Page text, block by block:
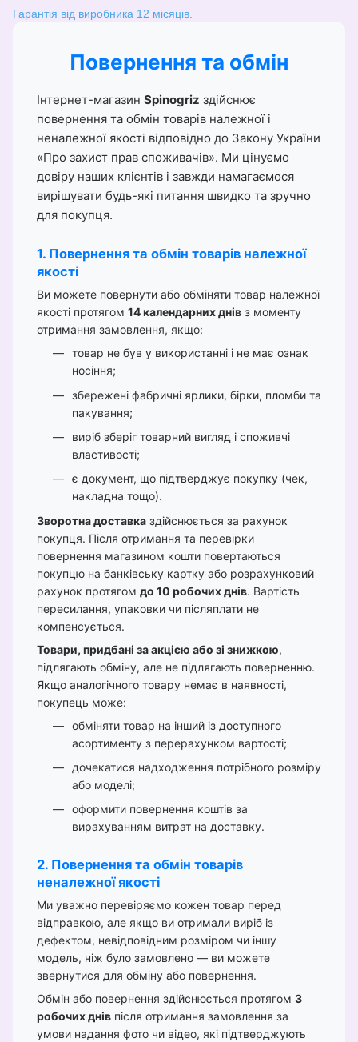
Гарантія від виробника 12 місяців.
Повернення та обмін
Інтернет-магазин Spinogriz здійснює
повернення та обмін товарів належної і
неналежної якості відповідно до Закону України
«Про захист прав споживачів». Ми цінуємо
довіру наших клієнтів і завжди намагаємося
вирішувати будь-які питання швидко та зручно
для покупця.
1. Повернення та обмін товарів належної
якості
Ви можете повернути або обміняти товар належної
якості протягом 14 календарних днів з моменту
отримання замовлення, якщо:
товар не був у використанні і не має ознак
носіння;
збережені фабричні ярлики, бірки, пломби та
пакування;
виріб зберіг товарний вигляд і споживчі
властивості;
є документ, що підтверджує покупку (чек,
накладна тощо).
Зворотна доставка здійснюється за рахунок
покупця. Після отримання та перевірки
повернення магазином кошти повертаються
покупцю на банківську картку або розрахунковий
рахунок протягом до 10 робочих днів. Вартість
пересилання, упаковки чи післяплати не
компенсується.
Товари, придбані за акцією або зі знижкою,
підлягають обміну, але не підлягають поверненню.
Якщо аналогічного товару немає в наявності,
покупець може:
обміняти товар на інший із доступного
асортименту з перерахунком вартості;
дочекатися надходження потрібного розміру
або моделі;
оформити повернення коштів за
вирахуванням витрат на доставку.
2. Повернення та обмін товарів
неналежної якості
Ми уважно перевіряємо кожен товар перед
відправкою, але якщо ви отримали виріб із
дефектом, невідповідним розміром чи іншу
модель, ніж було замовлено — ви можете
звернутися для обміну або повернення.
Обмін або повернення здійснюється протягом 3
робочих днів після отримання замовлення за
умови надання фото чи відео, які підтверджують